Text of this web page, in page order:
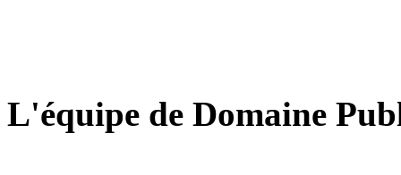
L'équipe de Domaine